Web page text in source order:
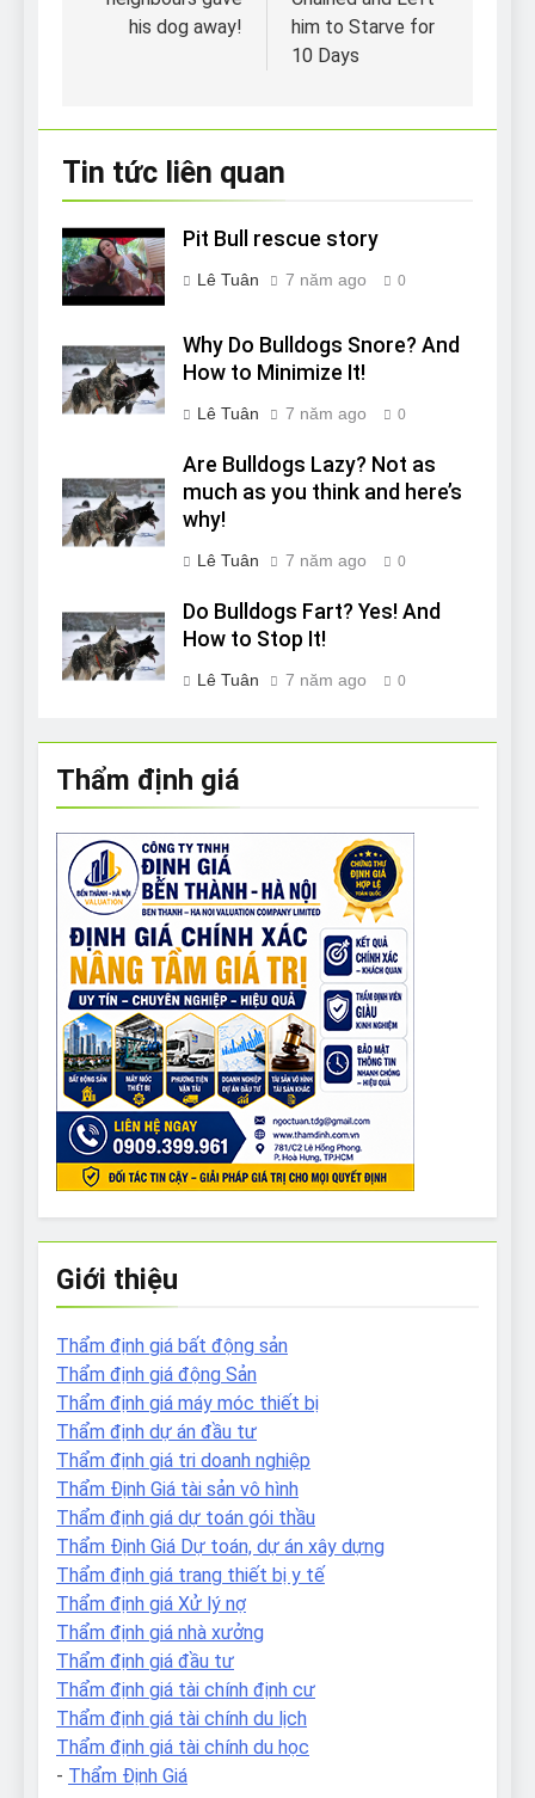
viếthis dog away!
him to Starve for
10 Days
Tin tức liên quan
Pit Bull rescue story
Lê Tuân 7 năm ago 0
Why Do Bulldogs Snore? And
How to Minimize It!
Lê Tuân 7 năm ago 0
Are Bulldogs Lazy? Not as
much as you think and here’s
why!
Lê Tuân 7 năm ago 0
Do Bulldogs Fart? Yes! And
How to Stop It!
Lê Tuân 7 năm ago 0
Thẩm định giá
Giới thiệu
Thẩm định giá bất động sản
Thẩm định giá động Sản
Thẩm định giá máy móc thiết bị
Thẩm định dự án đầu tư
Thẩm định giá tri doanh nghiệp
Thẩm Định Giá tài sản vô hình
Thẩm định giá dự toán gói thầu
Thẩm Định Giá Dự toán, dự án xây dựng
Thẩm định giá trang thiết bị y tế
Thẩm định giá Xử lý nợ
Thẩm định giá nhà xưởng
Thẩm định giá đầu tư
Thẩm định giá tài chính định cư
Thẩm định giá tài chính du lịch
Thẩm định giá tài chính du học
- Thẩm Định Giá